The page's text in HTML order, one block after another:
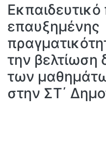
Εκπαιδευτικό
επαυξημένης
την βελτίωση
των
στην ΣΤ΄